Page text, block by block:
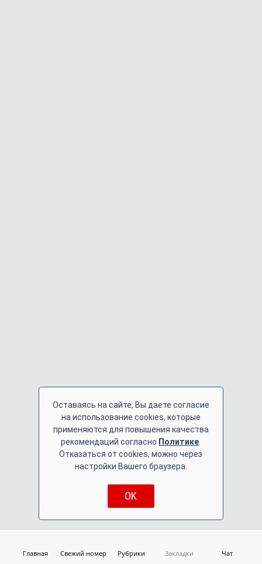
Главная Свежий номер Рубрики Закладки Чат
Оставаясь на сайте, Вы даете согласие
на использование cookies, которые
применяются для повышения качества
рекомендаций согласно Политике
Отказаться от cookies, можно через
настройки Вашего браузера.
OK